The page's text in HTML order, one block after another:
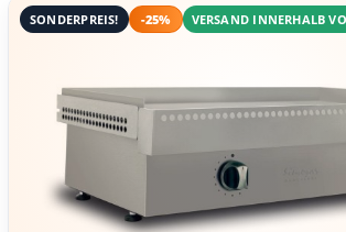
SONDERPREIS! -25% VERSAND INNERHALB